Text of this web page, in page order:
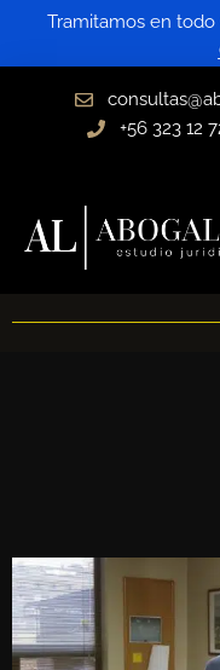
contenido
Tramitamos en todo
+56 323 12